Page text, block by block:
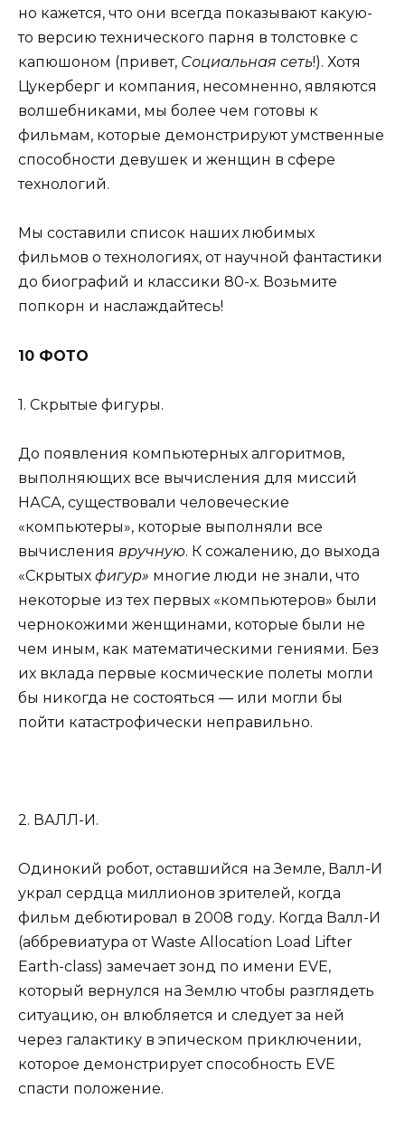
но кажется, что они всегда показывают какую-
то версию технического парня в толстовке с
капюшоном (привет, Социальная сеть!). Хотя
Цукерберг и компания, несомненно, являются
волшебниками, мы более чем готовы к
фильмам, которые демонстрируют умственные
способности девушек и женщин в сфере
технологий.
Мы составили список наших любимых
фильмов о технологиях, от научной фантастики
до биографий и классики 80-х. Возьмите
попкорн и наслаждайтесь!
10 ФОТО
1. Скрытые фигуры.
До появления компьютерных алгоритмов,
выполняющих все вычисления для миссий
НАСА, существовали человеческие
«компьютеры», которые выполняли все
вычисления вручную. К сожалению, до выхода
«Скрытых фигур» многие люди не знали, что
некоторые из тех первых «компьютеров» были
чернокожими женщинами, которые были не
чем иным, как математическими гениями. Без
их вклада первые космические полеты могли
бы никогда не состояться — или могли бы
пойти катастрофически неправильно.
2. ВАЛЛ-И.
Одинокий робот, оставшийся на Земле, Валл-И
украл сердца миллионов зрителей, когда
фильм дебютировал в 2008 году. Когда Валл-И
(аббревиатура от Waste Allocation Load Lifter
Earth-class) замечает зонд по имени EVE,
который вернулся на Землю чтобы разглядеть
ситуацию, он влюбляется и следует за ней
через галактику в эпическом приключении,
которое демонстрирует способность EVE
спасти положение.